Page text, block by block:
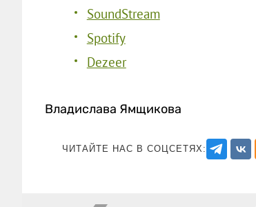
SoundStream
Spotify
Dezeer
Владислава Ямщикова
ЧИТАЙТЕ НАС В СОЦСЕТЯХ: